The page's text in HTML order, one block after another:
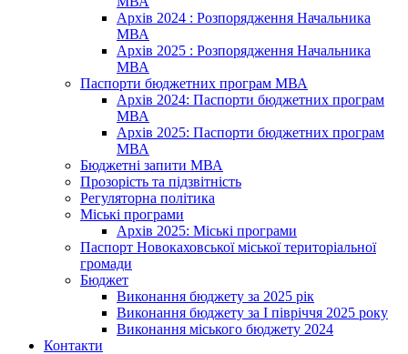
Архів 2024 : Розпорядження Начальника
МВА
Архів 2025 : Розпорядження Начальника
МВА
Паспорти бюджетних програм МВА
Архів 2024: Паспорти бюджетних програм
МВА
Архів 2025: Паспорти бюджетних програм
МВА
Бюджетні запити МВА
Прозорість та підзвітність
Регуляторна політика
Міські програми
Архів 2025: Міські програми
Паспорт Новокаховської міської територіальної
громади
Бюджет
Виконання бюджету за 2025 рік
Виконання бюджету за І півріччя 2025 року
Виконання міського бюджету 2024
Контакти